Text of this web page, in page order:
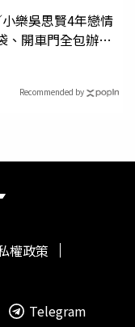
小樂吳思賢4年戀情
開車門全包辦閃
Recommended by
權政策
Telegram